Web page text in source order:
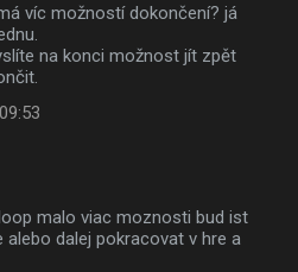
víc možností dokončení? já
na konci možnost jít zpět
malo viac moznosti bud ist
alebo dalej pokracovat v hre a